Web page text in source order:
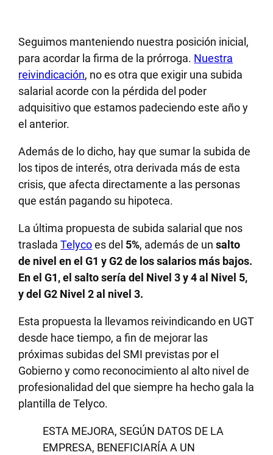
Seguimos manteniendo nuestra posición inicial,
para acordar la firma de la prórroga. Nuestra
reivindicación, no es otra que exigir una subida
salarial acorde con la pérdida del poder
adquisitivo que estamos padeciendo este año y
el anterior.
Además de lo dicho, hay que sumar la subida de
los tipos de interés, otra derivada más de esta
crisis, que afecta directamente a las personas
que están pagando su hipoteca.
La última propuesta de subida salarial que nos
trasladaTelycoes del 5%, además de un salto
de nivel en el G1 y G2 de los salarios más bajos.
En el G1, el salto sería del Nivel 3 y 4 al Nivel 5,
y del G2 Nivel 2 al nivel 3.
Esta propuesta la llevamos reivindicando en UGT
desde hace tiempo, a fin de mejorar las
próximas subidas del SMI previstas por el
Gobierno y como reconocimiento al alto nivel de
profesionalidad del que siempre ha hecho gala la
plantilla de Telyco.
ESTA MEJORA, SEGÚN DATOS DE LA
EMPRESA, BENEFICIARÍA A UN